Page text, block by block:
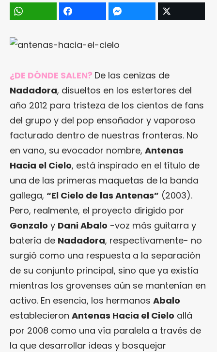
¿DE DÓNDE SALEN? De las cenizas de
Nadadora, disueltos en los estertores del
año 2012 para tristeza de los cientos de fans
del grupo y del pop ensoñador y vaporoso
facturado dentro de nuestras fronteras. No
en vano, su evocador nombre, Antenas
Hacia el Cielo, está inspirado en el título de
una de las primeras maquetas de la banda
gallega, “El Cielo de las Antenas” (2003).
Pero, realmente, el proyecto dirigido por
Gonzalo y Dani Abalo -voz más guitarra y
batería de Nadadora, respectivamente- no
surgió como una respuesta a la separación
de su conjunto principal, sino que ya existía
mientras los grovenses aún se mantenían en
activo. En esencia, los hermanos Abalo
establecieron Antenas Hacia el Cielo allá
por 2008 como una vía paralela a través de
la que desarrollar ideas y bosquejar